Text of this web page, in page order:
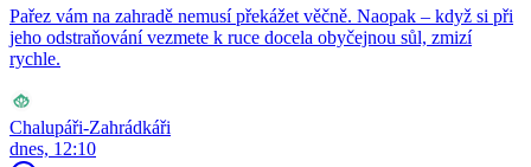
Pařez vám na zahradě nemusí překážet věčně. Naopak – když si při
jeho odstraňování vezmete k ruce docela obyčejnou sůl, zmizí
rychle.
Chalupáři-Zahrádkáři
dnes, 12:10